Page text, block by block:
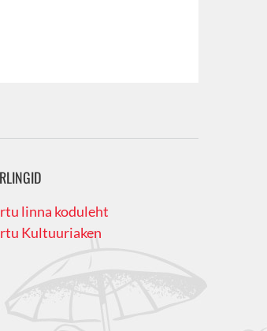
linna koduleht
Kultuuriaken